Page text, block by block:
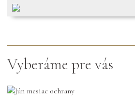
Vyberáme pre vás